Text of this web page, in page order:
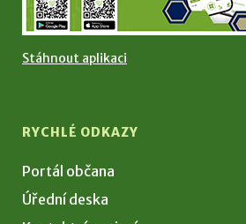
Stáhnout aplikaci
RYCHLÉ ODKAZY
Portál občana
Úřední deska